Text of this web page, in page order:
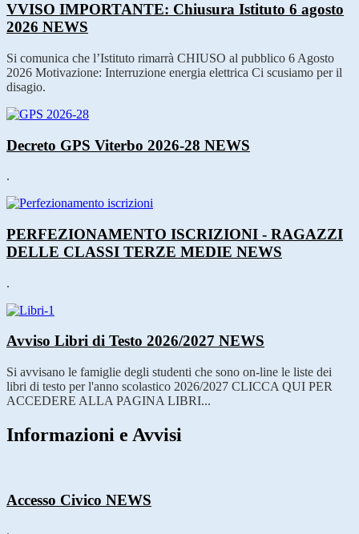
VVISO IMPORTANTE: Chiusura Istituto 6 agosto
2026 NEWS
Si comunica che l’Istituto rimarrà CHIUSO al pubblico 6 Agosto
2026 Motivazione: Interruzione energia elettrica Ci scusiamo per il
disagio.
Decreto GPS Viterbo 2026-28 NEWS
.
PERFEZIONAMENTO ISCRIZIONI - RAGAZZI
DELLE CLASSI TERZE MEDIE NEWS
.
Avviso Libri di Testo 2026/2027 NEWS
Si avvisano le famiglie degli studenti che sono on-line le liste dei
libri di testo per l'anno scolastico 2026/2027 CLICCA QUI PER
ACCEDERE ALLA PAGINA LIBRI...
Informazioni e Avvisi
Accesso Civico NEWS
.